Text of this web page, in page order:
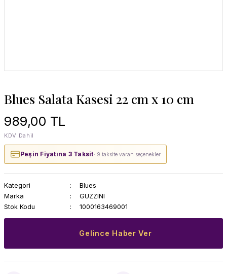
Blues Salata Kasesi 22 cm x 10 cm
989,00 TL
KDV Dahil
Peşin Fiyatına 3 Taksit· 9 taksite varan seçenekler
Kategori
Blues
Marka
GUZZINI
Stok Kodu
1000163469001
Gelince Haber Ver